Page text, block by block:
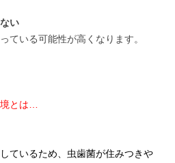
い
ている可能性が高くなります。
とは…
ているため、虫歯菌が住みつきや